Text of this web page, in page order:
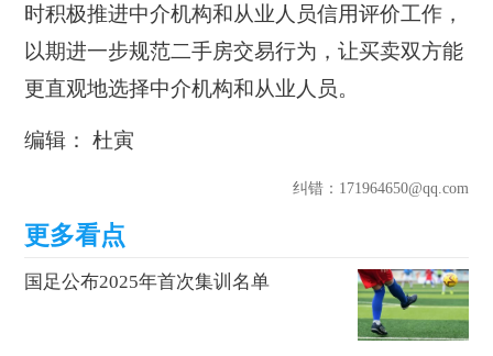
时积极推进中介机构和从业人员信用评价工作，
以期进一步规范二手房交易行为，让买卖双方能
更直观地选择中介机构和从业人员。
编辑： 杜寅
纠错：171964650@qq.com
国足公布2025年首次集训名单